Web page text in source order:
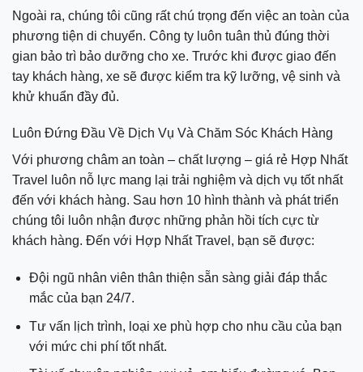
Ngoài ra, chúng tôi cũng rất chú trọng đến việc an toàn của
phương tiện di chuyển. Công ty luôn tuân thủ đúng thời
gian bảo trì bảo dưỡng cho xe. Trước khi được giao đến
tay khách hàng, xe sẽ được kiểm tra kỹ lưỡng, vệ sinh và
khử khuẩn đầy đủ.
Luôn Đứng Đầu Về Dịch Vụ Và Chăm Sóc Khách Hàng
Với phương châm an toàn – chất lượng – giá rẻ Hợp Nhất
Travel luôn nỗ lực mang lại trải nghiệm và dịch vụ tốt nhất
đến với khách hàng. Sau hơn 10 hình thành và phát triển
chúng tôi luôn nhận được những phản hồi tích cực từ
khách hàng. Đến với Hợp Nhất Travel, bạn sẽ được:
Đội ngũ nhân viên thân thiện sẵn sàng giải đáp thắc
mắc của bạn 24/7.
Tư vấn lịch trình, loại xe phù hợp cho nhu cầu của bạn
với mức chi phí tốt nhất.